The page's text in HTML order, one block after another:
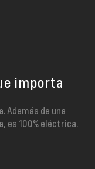
importa
Además de una
es 100% eléctrica.